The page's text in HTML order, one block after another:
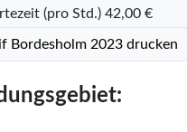
(pro Std.) 42,00 €
Bordesholm 2023 drucken